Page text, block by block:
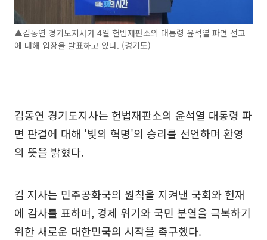
▲김동연 경기도지사가 4일 헌법재판소의 대통령 윤석열 파면 선고
에 대해 입장을 발표하고 있다. (경기도)
김동연 경기도지사는 헌법재판소의 윤석열 대통령 파
면 판결에 대해 '빛의 혁명'의 승리를 선언하며 환영
의 뜻을 밝혔다.
김 지사는 민주공화국의 원칙을 지켜낸 국회와 헌재
에 감사를 표하며, 경제 위기와 국민 분열을 극복하기
위한 새로운 대한민국의 시작을 촉구했다.